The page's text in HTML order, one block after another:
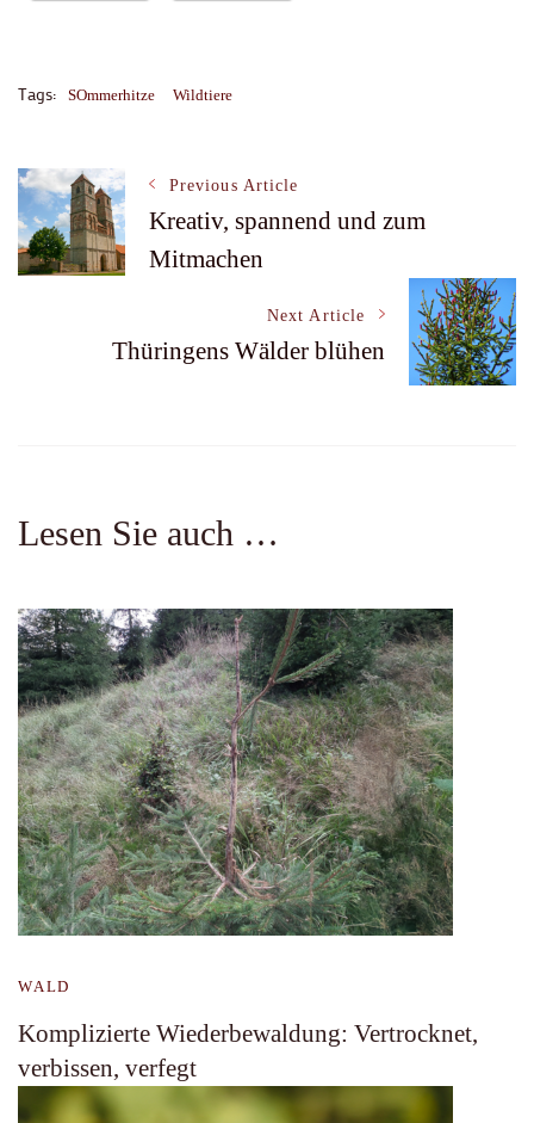
Tags: SOmmerhitze Wildtiere
Post
Navigation
Previous Article
Kreativ, spannend und zum
Mitmachen
Next Article
Thüringens Wälder blühen
Lesen Sie auch …
WALD
Komplizierte Wiederbewaldung: Vertrocknet,
verbissen, verfegt